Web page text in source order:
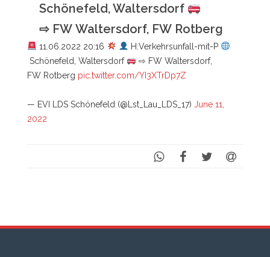
Schönefeld, Waltersdorf
⇨ FW Waltersdorf, FW Rotberg
11.06.2022 20:16
H:Verkehrsunfall-mit-P
Schönefeld, Waltersdorf
⇨ FW Waltersdorf,
FW Rotberg pic.twitter.com/YI3XTrDp7Z
— EVI LDS Schönefeld (@Lst_Lau_LDS_17) June 11,
2022